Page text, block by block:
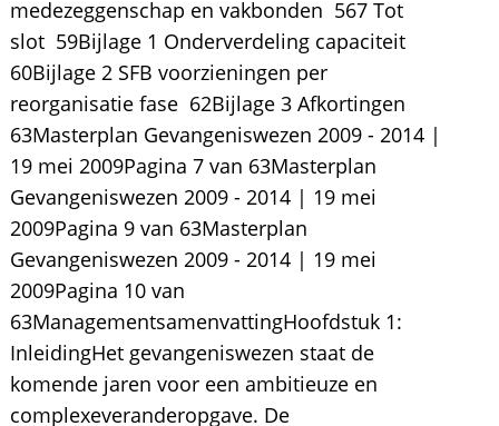
medezeggenschap en vakbonden  567 Tot
slot  59Bijlage 1 Onderverdeling capaciteit 
60Bijlage 2 SFB voorzieningen per
reorganisatie fase  62Bijlage 3 Afkortingen 
63Masterplan Gevangeniswezen 2009 - 2014 |
19 mei 2009Pagina 7 van 63Masterplan
Gevangeniswezen 2009 - 2014 | 19 mei
2009Pagina 9 van 63Masterplan
Gevangeniswezen 2009 - 2014 | 19 mei
2009Pagina 10 van
63ManagementsamenvattingHoofdstuk 1:
InleidingHet gevangeniswezen staat de
komende jaren voor een ambitieuze en
complexeveranderopgave. De